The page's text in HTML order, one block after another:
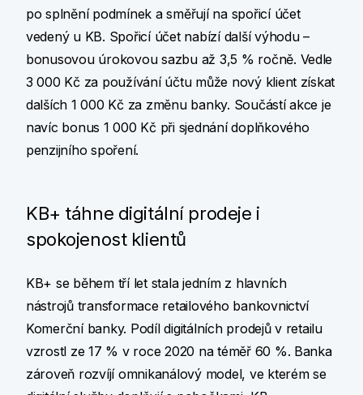
po splnění podmínek a směřují na spořicí účet
vedený u KB. Spořicí účet nabízí další výhodu –
bonusovou úrokovou sazbu až 3,5 % ročně. Vedle
3 000 Kč za používání účtu může nový klient získat
dalších 1 000 Kč za změnu banky. Součástí akce je
navíc bonus 1 000 Kč při sjednání doplňkového
penzijního spoření.
KB+ táhne digitální prodeje i
spokojenost klientů
KB+ se během tří let stala jedním z hlavních
nástrojů transformace retailového bankovnictví
Komerční banky. Podíl digitálních prodejů v retailu
vzrostl ze 17 % v roce 2020 na téměř 60 %. Banka
zároveň rozvíjí omnikanálový model, ve kterém se